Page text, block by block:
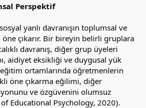
Perspektif
sosyal yanlı davranışın toplumsal ve
öne çıkarır. Bir bireyin belirli gruplara
davranış, diğer grup üyeleri
aidiyet eksikliği ve duygusal yük
ortamlarında öğretmenlerin
öne çıkarma eğilimi, diğer
ve özgüvenini olumsuz
Educational Psychology, 2020).